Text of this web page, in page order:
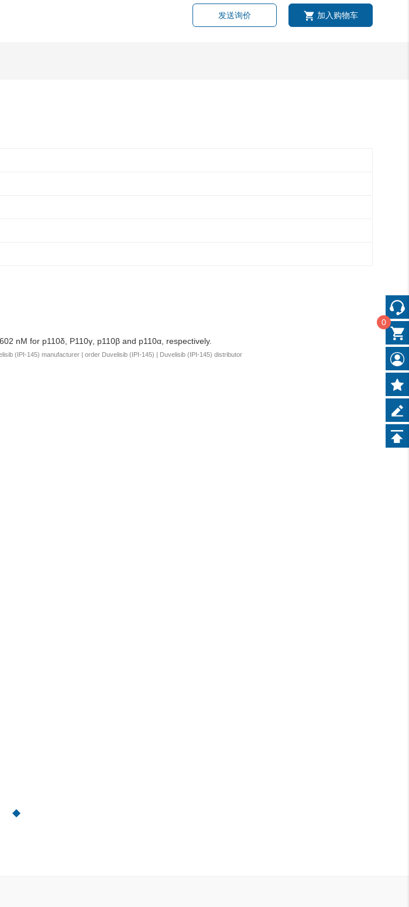
发送询价 加入购物车
nM for p110δ, P110γ, p110β and p110α, respectively.
(IPI-145) manufacturer | order Duvelisib (IPI-145) | Duvelisib (IPI-145) distributor
0